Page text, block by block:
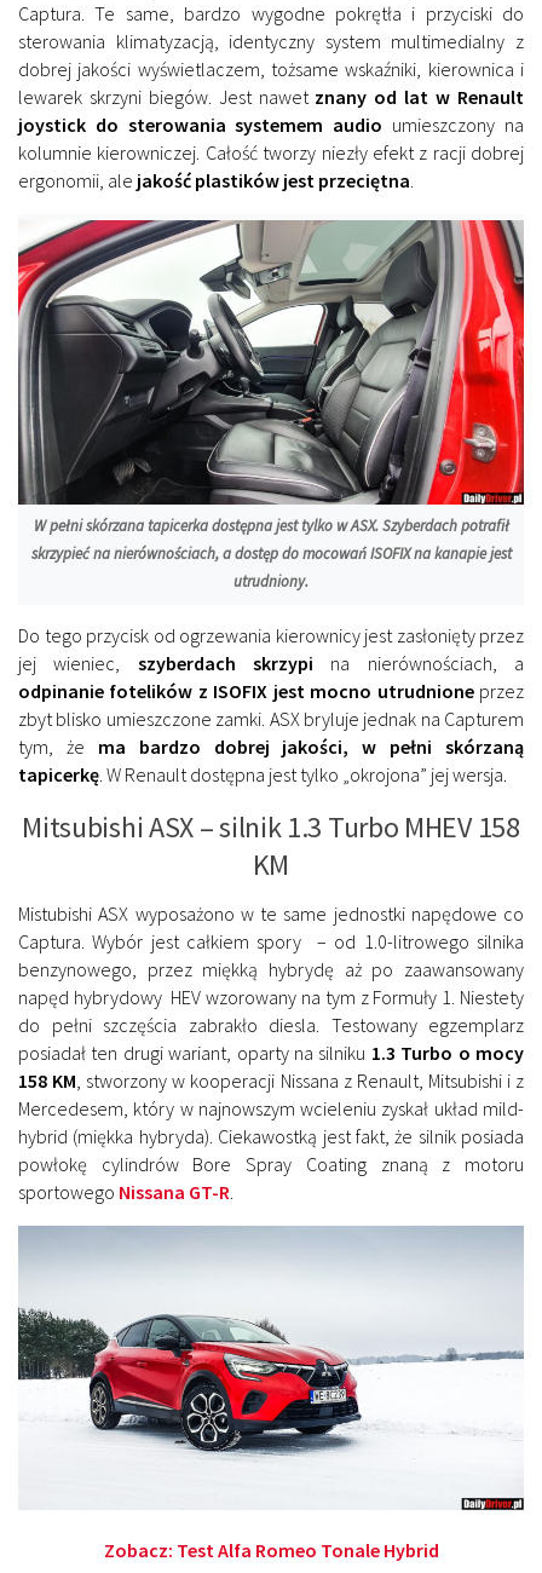
Captura. Te same, bardzo wygodne pokrętła i przyciski do
sterowania klimatyzacją, identyczny system multimedialny z
dobrej jakości wyświetlaczem, tożsame wskaźniki, kierownica i
lewarek skrzyni biegów. Jest nawet znany od lat w Renault
joystick do sterowania systemem audio umieszczony na
kolumnie kierowniczej. Całość tworzy niezły efekt z racji dobrej
ergonomii, ale jakość plastików jest przeciętna.
W pełni skórzana tapicerka dostępna jest tylko w ASX. Szyberdach potrafił
skrzypieć na nierównościach, a dostęp do mocowań ISOFIX na kanapie jest
utrudniony.
Do tego przycisk od ogrzewania kierownicy jest zasłonięty przez
jej wieniec, szyberdach skrzypi na nierównościach, a
odpinanie fotelików z ISOFIX jest mocno utrudnioneprzez
zbyt blisko umieszczone zamki. ASX bryluje jednak na Capturem
tym, że ma bardzo dobrej jakości, w pełni skórzaną
tapicerkę. W Renault dostępna jest tylko „okrojona” jej wersja.
Mitsubishi ASX – silnik 1.3 Turbo MHEV 158
KM
Mistubishi ASX wyposażono w te same jednostki napędowe co
Captura. Wybór jest całkiem spory – od 1.0-litrowego silnika
benzynowego, przez miękką hybrydę aż po zaawansowany
napęd hybrydowy HEV wzorowany na tym z Formuły 1. Niestety
do pełni szczęścia zabrakło diesla. Testowany egzemplarz
posiadał ten drugi wariant, oparty na silniku 1.3 Turbo o mocy
158 KM, stworzony w kooperacji Nissana z Renault, Mitsubishi i z
Mercedesem, który w najnowszym wcieleniu zyskał układ mild-
hybrid (miękka hybryda). Ciekawostką jest fakt, że silnik posiada
powłokę cylindrów Bore Spray Coating znaną z motoru
sportowego Nissana GT-R.
Zobacz: Test Alfa Romeo Tonale Hybrid